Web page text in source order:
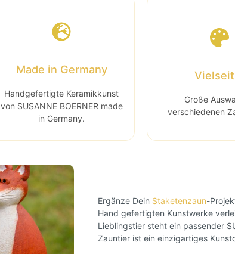
Made in Germany
Handgefertigte Keramikkunst
von SUSANNE BOERNER made
in Germany.
Große
verschiedenen
Ergänze Dein Staketenzaun-
Hand gefertigten Kunstwerke
Lieblingstier steht ein passender
Zauntier ist ein einzigartiges